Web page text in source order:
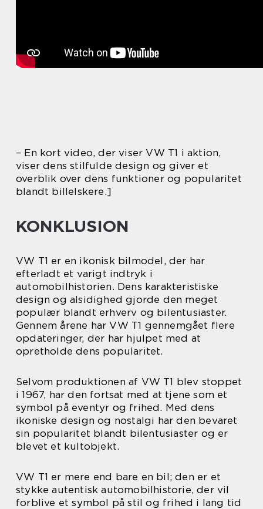
– En kort video, der viser VW T1 i aktion,
viser dens stilfulde design og giver et
overblik over dens funktioner og popularitet
blandt billelskere.]
KONKLUSION
VW T1 er en ikonisk bilmodel, der har
efterladt et varigt indtryk i
automobilhistorien. Dens karakteristiske
design og alsidighed gjorde den meget
populær blandt erhverv og bilentusiaster.
Gennem årene har VW T1 gennemgået flere
opdateringer, der har hjulpet med at
opretholde dens popularitet.
Selvom produktionen af VW T1 blev stoppet
i 1967, har den fortsat med at tjene som et
symbol på eventyr og frihed. Med dens
ikoniske design og nostalgi har den bevaret
sin popularitet blandt bilentusiaster og er
blevet et kultobjekt.
VW T1 er mere end bare en bil; den er et
stykke autentisk automobilhistorie, der vil
forblive et symbol på stil og frihed i lang tid